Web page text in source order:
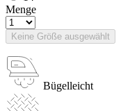
Menge
Keine Größe ausgewählt
Bügelleicht